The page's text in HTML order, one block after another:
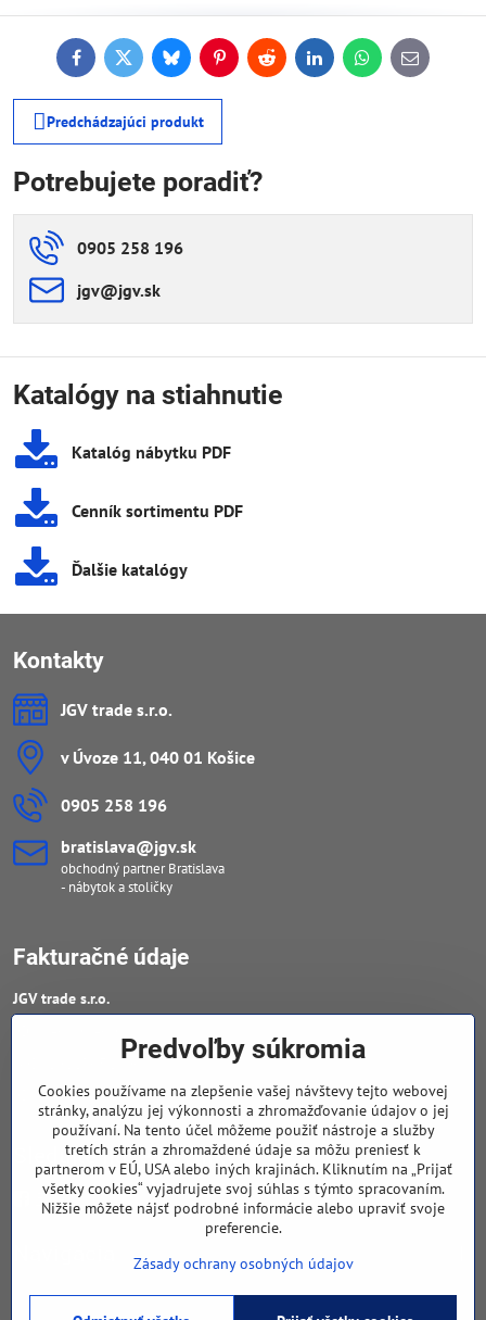
FacebookTwitterBlueskyPinterestReddit LinkedInWhatsApp
E-
mail
Predchádzajúci produkt
Potrebujete poradiť?
0905 258 196
jgv​@jgv​.sk
Katalógy na stiahnutie
Katalóg nábytku PDF
Cenník sortimentu PDF
Ďalšie katalógy
Kontakty
JGV trade s​.r​.o​.
v Úvoze 11, 040 01 Košice
0905 258 196
bratislava​@jgv​.sk
obchodný partner Bratislava
- nábytok a stoličky
Fakturačné údaje
JGV trade s​.r​.o​.
DIČ : 20223652906
IČ DPH : SK 2023652906
Sledujte naše novinky
Facebook
Predvoľby súkromia
Cookies používame na zlepšenie vašej návštevy tejto webovej
stránky, analýzu jej výkonnosti a zhromažďovanie údajov o jej
používaní. Na tento účel môžeme použiť nástroje a služby
tretích strán a zhromaždené údaje sa môžu preniesť k
partnerom v EÚ, USA alebo iných krajinách. Kliknutím na „Prijať
všetky cookies“ vyjadrujete svoj súhlas s týmto spracovaním.
Nižšie môžete nájsť podrobné informácie alebo upraviť svoje
preferencie.
Zásady ochrany osobných údajov